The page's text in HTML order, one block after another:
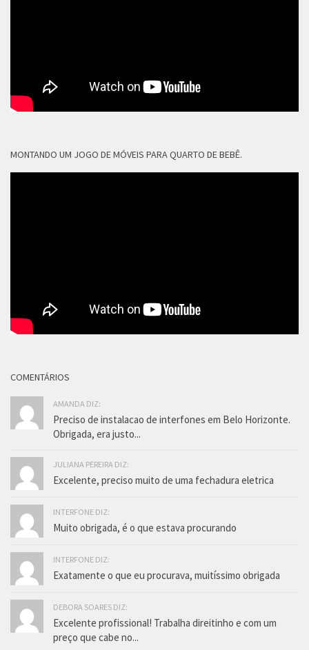
MONTANDO UM JOGO DE MÓVEIS PARA QUARTO DE BEBÊ.
COMENTÁRIOS
AMANDA DIZ:
Preciso de instalacao de interfones em Belo Horizonte.
Obrigada, era justo...
JULIANA PEREIRA DIZ:
Excelente, preciso muito de uma fechadura eletrica
INTERFONE DIZ:
Muito obrigada, é o que estava procurando
INTERFONE DIZ:
Exatamente o que eu procurava, muitíssimo obrigada
DEBORA SOARES DIZ:
Excelente profissional! Trabalha direitinho e com um
preço que cabe no...